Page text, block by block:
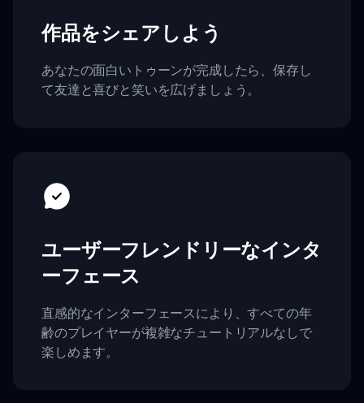
作品をシェアしよう
あなたの面白いトゥーンが完成したら、保存し
て友達と喜びと笑いを広げましょう。
ユーザーフレンドリーなインタ
ーフェース
直感的なインターフェースにより、すべての年
齢のプレイヤーが複雑なチュートリアルなしで
楽しめます。